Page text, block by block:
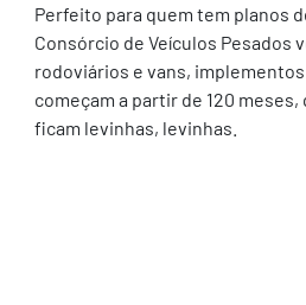
Perfeito para quem tem planos
Consórcio de Veículos
rodoviários e vans,
começam a partir de 120
ficam levinhas, levinhas.